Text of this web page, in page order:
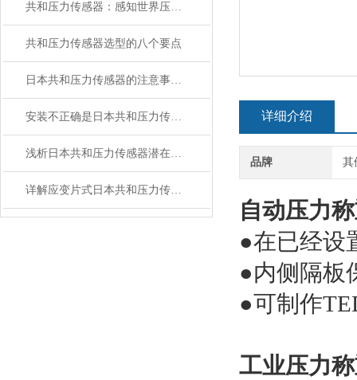
共和压力传感器：感知世界压力变化的精密仪器
共和压力传感器选型的八个要点
日本共和压力传感器的注意事项是什么？
安装不正确是日本共和压力传感器损坏的主要原因之一
浅析日本共和压力传感器潜在的几类误差
详解应变片式日本共和压力传感器的几类应用电路
详细介绍
品牌 其
自动压力
●在已经设
●内侧隔板
●可制作
工业压力